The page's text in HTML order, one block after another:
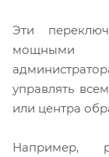
Эти
мощными
управлять
или центра
Например,